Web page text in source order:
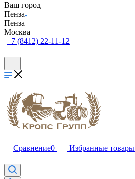
Ваш город
Пенза
Пенза
Москва
+7 (8412) 22-11-12
Сравнение0 Избранные товары